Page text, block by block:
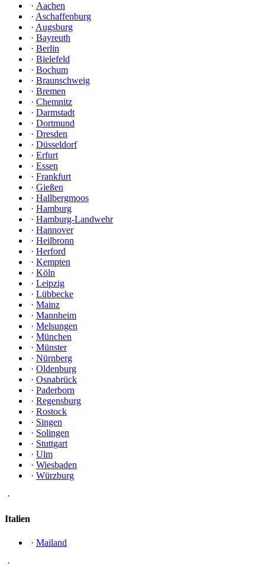
· Aachen
· Aschaffenburg
· Augsburg
· Bayreuth
· Berlin
· Bielefeld
· Bochum
· Braunschweig
· Bremen
· Chemnitz
· Darmstadt
· Dortmund
· Dresden
· Düsseldorf
· Erfurt
· Essen
· Frankfurt
· Gießen
· Hallbergmoos
· Hamburg
· Hamburg-Landwehr
· Hannover
· Heilbronn
· Herford
· Kempten
· Köln
· Leipzig
· Lübbecke
· Mainz
· Mannheim
· Melsungen
· München
· Münster
· Nürnberg
· Oldenburg
· Osnabrück
· Paderborn
· Regensburg
· Rostock
· Singen
· Solingen
· Stuttgart
· Ulm
· Wiesbaden
· Würzburg
·
Italien
· Mailand
·